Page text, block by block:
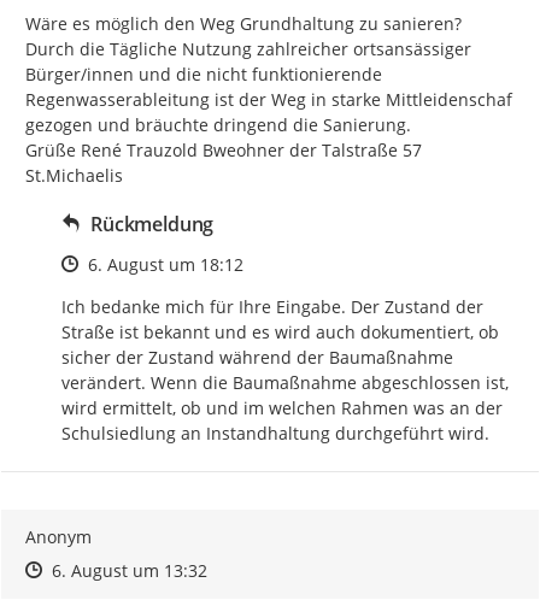
Wäre es möglich den Weg Grundhaltung zu sanieren?
Durch die Tägliche Nutzung zahlreicher ortsansässiger
Bürger/innen und die nicht funktionierende
Regenwasserableitung ist der Weg in starke Mittleidenschaf
gezogen und bräuchte dringend die Sanierung.
Grüße René Trauzold Bweohner der Talstraße 57
St.Michaelis
Rückmeldung
Zeitpunkt des Erstellens
6. August um 18:12
Ich bedanke mich für Ihre Eingabe. Der Zustand der
Straße ist bekannt und es wird auch dokumentiert, ob
sicher der Zustand während der Baumaßnahme
verändert. Wenn die Baumaßnahme abgeschlossen ist,
wird ermittelt, ob und im welchen Rahmen was an der
Schulsiedlung an Instandhaltung durchgeführt wird.
Anonym
Zeitpunkt des Erstellens
Zeitpunkt des Erstellens
6. August um 13:32Zur Äußerung